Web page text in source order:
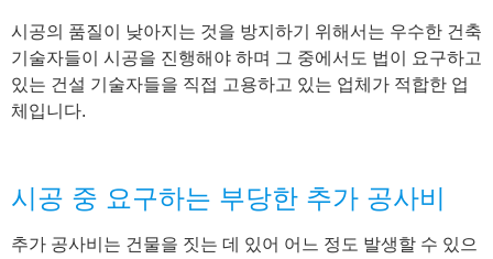
시공의 품질이 낮아지는 것을 방지하기 위해서는 우수한 건축
기술자들이 시공을 진행해야 하며 그 중에서도 법이 요구하고
있는 건설 기술자들을 직접 고용하고 있는 업체가 적합한 업
체입니다.
시공 중 요구하는 부당한 추가 공사비
추가 공사비는 건물을 짓는 데 있어 어느 정도 발생할 수 있으